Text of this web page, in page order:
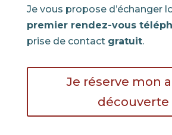
Je vous propose d’échanger
premier rendez-vous
prise de contact gratuit.
Je réserve mon
découverte